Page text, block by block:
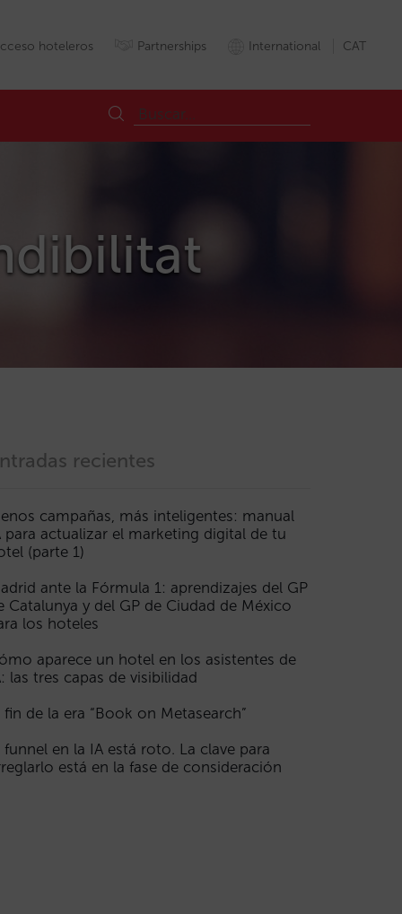
hoteleros Partnerships International CAT
recientes
campañas, más inteligentes: manual
para actualizar el marketing digital de tu
(parte 1)
ante la Fórmula 1: aprendizajes del GP
Catalunya y del GP de Ciudad de México
los hoteles
aparece un hotel en los asistentes de
las tres capas de visibilidad
fin de la era “Book on Metasearch”
funnel en la IA está roto. La clave para
está en la fase de consideración